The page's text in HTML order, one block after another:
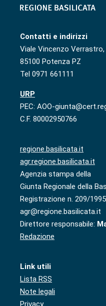
Contatti e indirizzi
Viale Vincenzo Verrastro,
85100 Potenza PZ
Tel 0971 661111
URP
PEC: AOO-
C.F. 80002950766
regione.basilicata.it
agr.regione.basilicata.it
Agenzia stampa della
Giunta Regionale della
Registrazione n. 209/
agr@regione.basilicata.it
Direttore responsabile:
Redazione
Link utili
Lista RSS
Note legali
Privacy